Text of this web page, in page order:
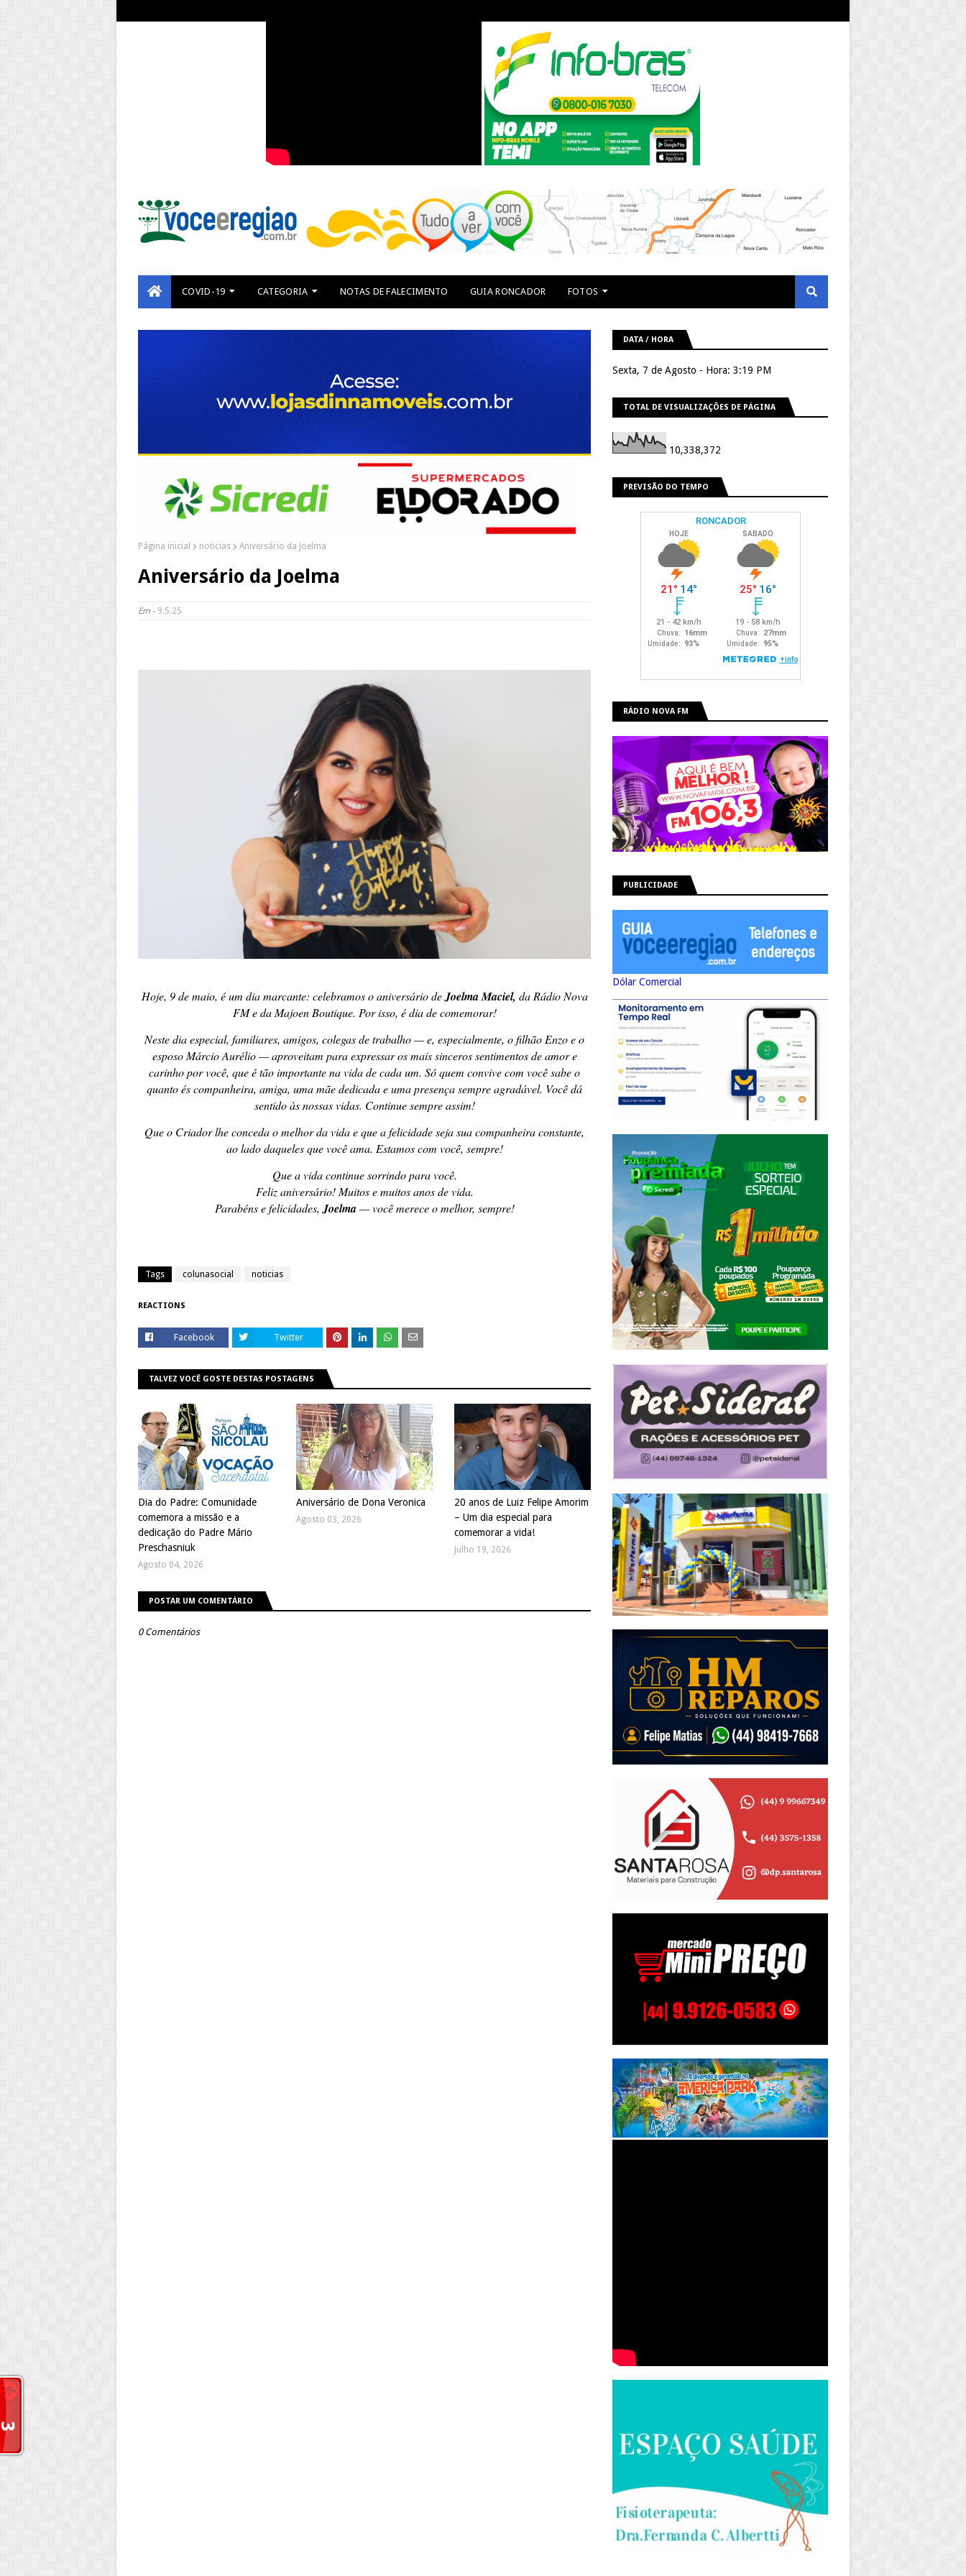
COVID-19 CATEGORIA NOTAS DE FALECIMENTO GUIA RONCADOR FOTOS
Página inicial noticias Aniversário da Joelma
Aniversário da Joelma
Em - 9.5.25
Hoje, 9 de maio, é um dia marcante: celebramos o aniversário deJoelma Maciel, da Rádio Nova
FM e da Majoen Boutique. Por isso, é dia de comemorar!
Neste dia especial, familiares, amigos, colegas de trabalho — e, especialmente, o filhão Enzo e o
esposo Márcio Aurélio — aproveitam para expressar os mais sinceros sentimentos de amor e
carinho por você, que é tão importante na vida de cada um. Só quem convive com você sabe o
quanto és companheira, amiga, uma mãe dedicada e uma presença sempre agradável. Você dá
sentido às nossas vidas. Continue sempre assim!
Que o Criador lhe conceda o melhor da vida e que a felicidade seja sua companheira constante,
ao lado daqueles que você ama. Estamos com você, sempre!
Que a vida continue sorrindo para você.
Feliz aniversário! Muitos e muitos anos de vida.
Parabéns e felicidades, Joelma— você merece o melhor, sempre!
Tags colunasocial noticias
REACTIONS
Facebook Twitter
TALVEZ VOCÊ GOSTE DESTAS POSTAGENS
Dia do Padre: Comunidade
comemora a missão e a
dedicação do Padre Mário
Preschasniuk
Agosto 04, 2026
Aniversário de Dona Veronica
Agosto 03, 2026
20 anos de Luiz Felipe Amorim
– Um dia especial para
comemorar a vida!
Julho 19, 2026
POSTAR UM COMENTÁRIO
0 Comentários
DATA / HORA
Sexta, 7 de Agosto - Hora: 3:19 PM
TOTAL DE VISUALIZAÇÕES DE PÁGINA
10,338,372
PREVISÃO DO TEMPO
RÁDIO NOVA FM
PUBLICIDADE
Dólar Comercial